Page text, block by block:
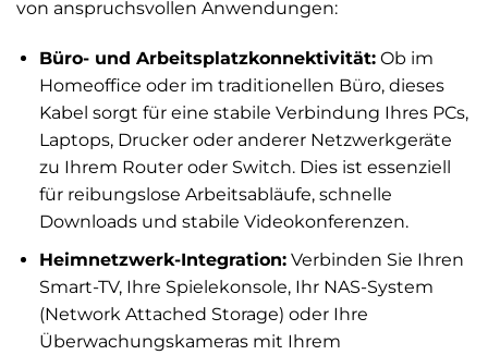
von anspruchsvollen Anwendungen:
Büro- und Arbeitsplatzkonnektivität:Ob im
Homeoffice oder im traditionellen Büro, dieses
Kabel sorgt für eine stabile Verbindung Ihres PCs,
Laptops, Drucker oder anderer Netzwerkgeräte
zu Ihrem Router oder Switch. Dies ist essenziell
für reibungslose Arbeitsabläufe, schnelle
Downloads und stabile Videokonferenzen.
Heimnetzwerk-Integration:Verbinden Sie Ihren
Smart-TV, Ihre Spielekonsole, Ihr NAS-System
(Network Attached Storage) oder Ihre
Überwachungskameras mit Ihrem